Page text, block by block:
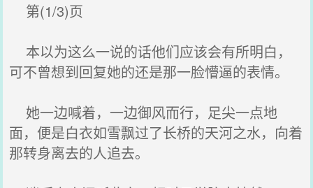
第(1/3)页
本以为这么一说的话他们应该会有所明白，
可不曾想到回复她的还是那一脸懵逼的表情。
她一边喊着，一边御风而行，足尖一点地
面，便是白衣如雪飘过了长桥的天河之水，向着
那转身离去的人追去。